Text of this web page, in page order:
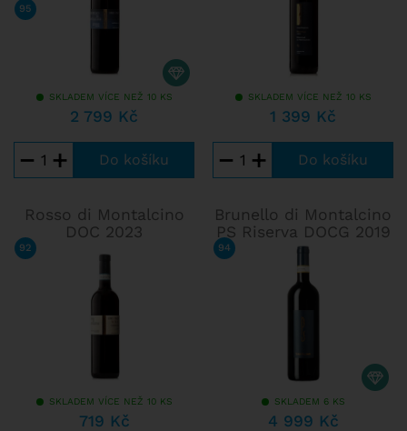
95 LUCA GARDINI
SKLADEM VÍCE NEŽ 10 KS
2 799 Kč
− +
SKLADEM VÍCE NEŽ 10 KS
1 399 Kč
− +
Rosso di Montalcino
DOC 2023
92
SKLADEM VÍCE NEŽ 10 KS
719 Kč
Brunello di Montalcino
PS Riserva DOCG 2019
94 WINE SPECTATOR
SKLADEM 6 KS
4 999 Kč